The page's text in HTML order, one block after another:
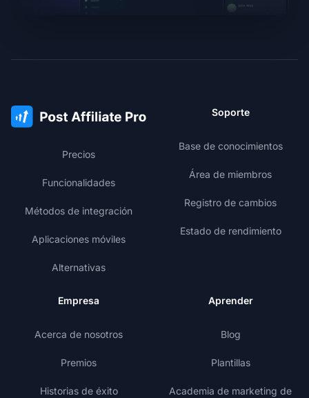
Precios
Funcionalidades
Métodos de integración
Aplicaciones móviles
Alternativas
Soporte
Base de conocimientos
Área de miembros
Registro de cambios
Estado de rendimiento
Empresa
Acerca de nosotros
Premios
Historias de éxito
Aprender
Blog
Plantillas
Academia de marketing de